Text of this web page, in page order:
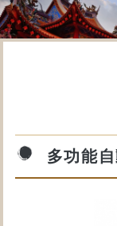
多功能